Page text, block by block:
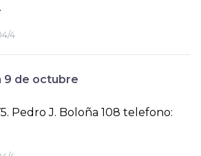
4
9 de octubre
Pedro J. Boloña 108 telefono: